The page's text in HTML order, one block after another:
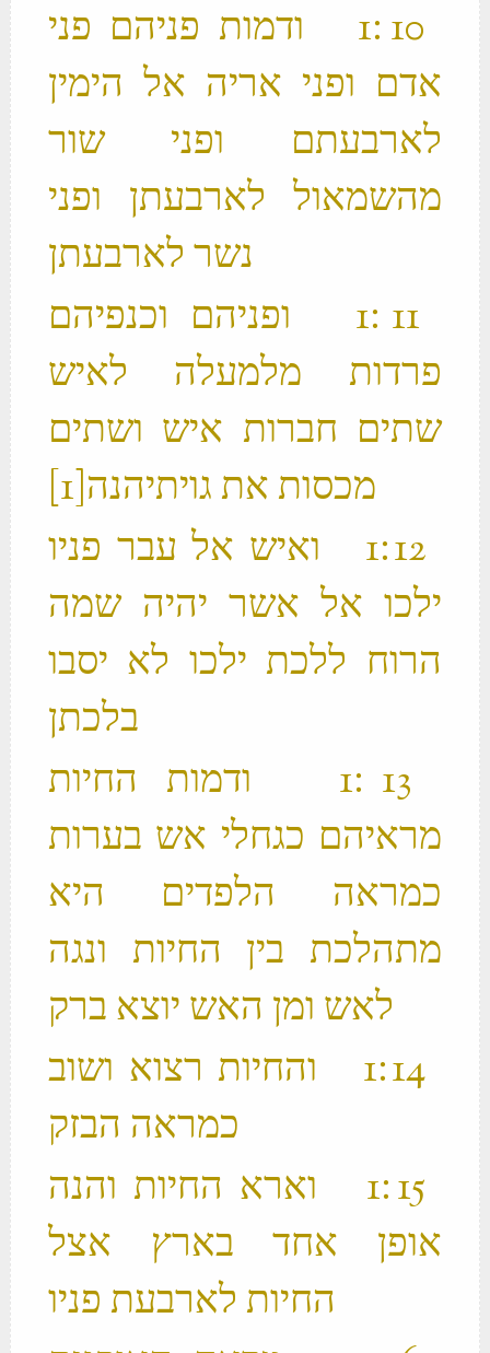
‫ 10 ׃1 ודמות פניהם פני
אדם ופני אריה אל הימין
לארבעתם ופני שור
מהשמאול לארבעתן ופני
‫ 11 ׃1 ופניהם וכנפיהם
פרדות מלמעלה לאיש
שתים חברות איש ושתים
‫ 12 ׃1 ואיש אל עבר פניו
ילכו אל אשר יהיה שמה
הרוח ללכת ילכו לא יסבו
‫ 13 ׃1 ודמות החיות
מראיהם כגחלי אש בערות
כמראה הלפדים היא
מתהלכת בין החיות ונגה
‫ 14 ׃1 והחיות רצוא ושוב
‫ 15 ׃1 וארא החיות והנה
אופן אחד בארץ אצל